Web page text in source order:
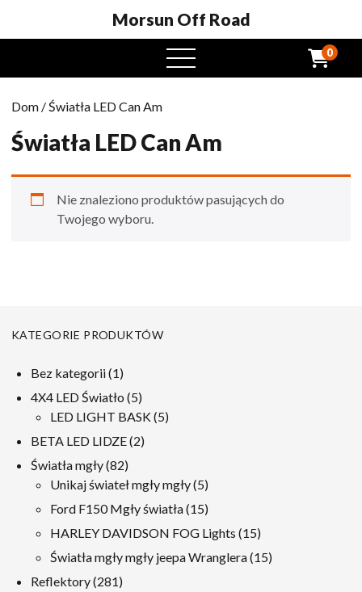
Morsun Off Road
Otwarte
menu
0
Dom / Światła LED Can Am
Światła LED Can Am
Nie znaleziono produktów pasujących do
Twojego wyboru.
KATEGORIE PRODUKTÓW
Bez kategorii 11
produkt
4X4 LED Światło 55
produkty
LED LIGHT BASK 55
BETA LED LIDZE 22
Światła mgły 8282
produkty
Unikaj świateł mgły mgły 55
produkty
Ford F150 Mgły światła 1515
produkty
HARLEY DAVIDSON FOG Lights 1515
produkty
Światła mgły mgły jeepa Wranglera 1515
Reflektory 281281